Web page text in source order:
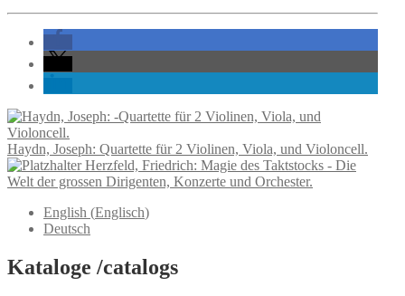
Haydn, Joseph: Quartette für 2 Violinen, Viola, und Violoncell.
Herzfeld, Friedrich: Magie des Taktstocks - Die
Welt der grossen Dirigenten, Konzerte und Orchester.
English (Englisch)
Deutsch
Kataloge /catalogs